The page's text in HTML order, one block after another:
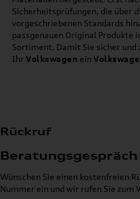
Sicherheitsprüfungen, die über
vorgeschriebenen Standards
passgenauen Original Produkte
Sortiment. Damit Sie sicher und
Ihr Volkswagen ein
Rückruf
Wünschen Sie einen kostenfreien
Nummer ein und wir rufen Sie zum